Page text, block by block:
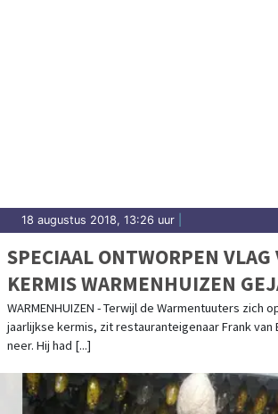
18 augustus 2018, 13:26 uur
SPECIAAL ONTWORPEN VLAG
KERMIS WARMENHUIZEN
KINDERACHTIG"
WARMENHUIZEN - Terwijl de Warmentuuters zich
jaarlijkse kermis, zit restauranteigenaar Frank van
neer. Hij had [...]